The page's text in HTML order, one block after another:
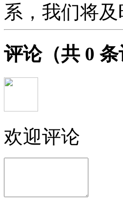
系，我们将
评论（共 0 条
欢迎评论